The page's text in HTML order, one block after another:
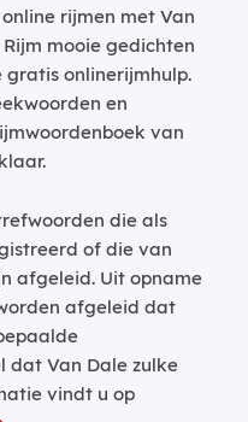
rijmen met Van
mooie gedichten
onlinerijmhulp.
en
van
die als
of die van
afgeleid. Uit opname
afgeleid dat
dat Van Dale zulke
vindt u op